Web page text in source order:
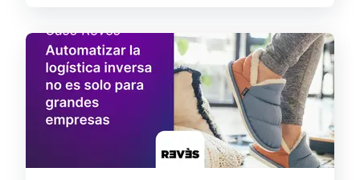
exitosamente a nivel internacional. Actualmente,
cuenta con más de 6